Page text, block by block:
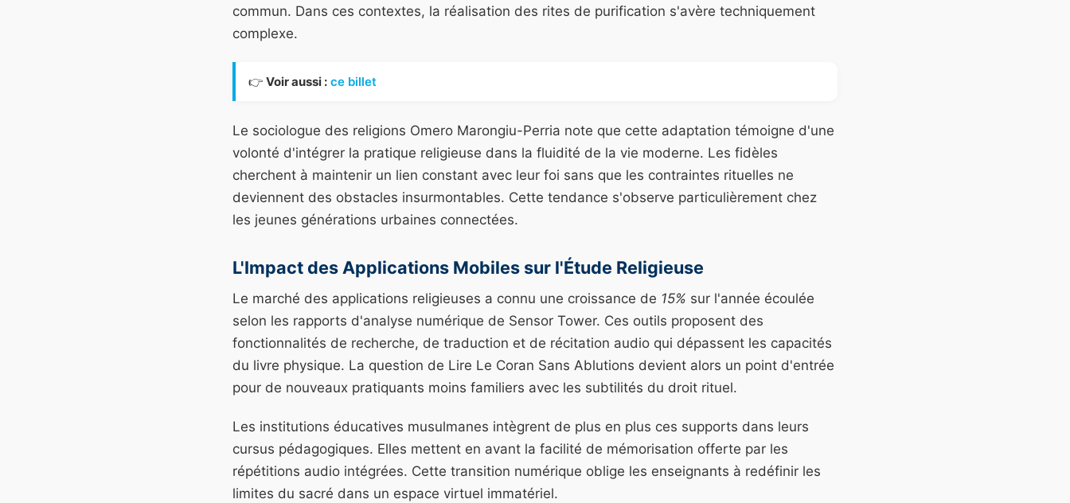
commun. Dans ces contextes, la réalisation des rites de purification s'avère techniquement
complexe.
👉 Voir aussi : ce billet
Le sociologue des religions Omero Marongiu-Perria note que cette adaptation témoigne d'une
volonté d'intégrer la pratique religieuse dans la fluidité de la vie moderne. Les fidèles
cherchent à maintenir un lien constant avec leur foi sans que les contraintes rituelles ne
deviennent des obstacles insurmontables. Cette tendance s'observe particulièrement chez
les jeunes générations urbaines connectées.
L'Impact des Applications Mobiles sur l'Étude Religieuse
Le marché des applications religieuses a connu une croissance de 15% sur l'année écoulée
selon les rapports d'analyse numérique de Sensor Tower. Ces outils proposent des
fonctionnalités de recherche, de traduction et de récitation audio qui dépassent les capacités
du livre physique. La question de Lire Le Coran Sans Ablutions devient alors un point d'entrée
pour de nouveaux pratiquants moins familiers avec les subtilités du droit rituel.
Les institutions éducatives musulmanes intègrent de plus en plus ces supports dans leurs
cursus pédagogiques. Elles mettent en avant la facilité de mémorisation offerte par les
répétitions audio intégrées. Cette transition numérique oblige les enseignants à redéfinir les
limites du sacré dans un espace virtuel immatériel.